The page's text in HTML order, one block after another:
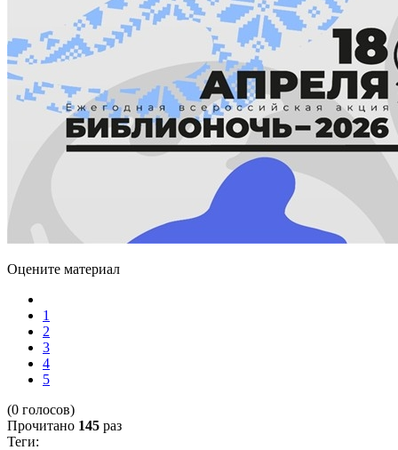
Оцените материал
1
2
3
4
5
(0 голосов)
Прочитано 145 раз
Теги: